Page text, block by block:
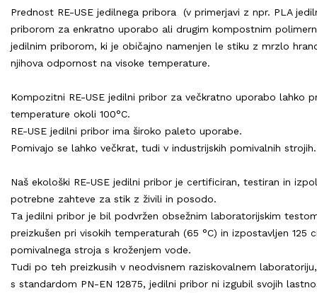
Prednost RE-USE jedilnega pribora (v primerjavi z npr. PLA
priborom za enkratno uporabo ali drugim kompostnim
jedilnim priborom, ki je običajno namenjen le stiku z mrzlo
njihova odpornost na visoke temperature.
Kompozitni RE-USE jedilni pribor za večkratno uporabo lahko
temperature okoli 100°C.
RE-USE jedilni pribor ima široko paleto uporabe.
Pomivajo se lahko večkrat, tudi v industrijskih pomivalnih strojih.
Naš ekološki RE-USE jedilni pribor je certificiran, testiran in
potrebne zahteve za stik z živili in posodo.
Ta jedilni pribor je bil podvržen obsežnim laboratorijskim
preizkušen pri visokih temperaturah (65 °C) in izpostavljen 125
pomivalnega stroja s kroženjem vode.
Tudi po teh preizkusih v neodvisnem raziskovalnem
s standardom PN-EN 12875, jedilni pribor ni izgubil svojih